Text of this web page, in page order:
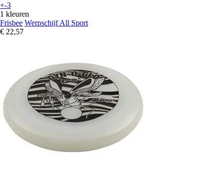
+-3
1 kleuren
Frisbee Werpschijf All Sport
€ 22,57